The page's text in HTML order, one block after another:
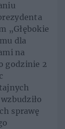
„Głębokie
dla
na
godzinie 2
sprawę